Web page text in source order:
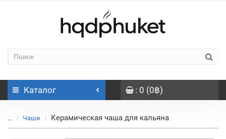
Каталог : 0 (0฿)
... Чаши Керамическая чаша для кальяна